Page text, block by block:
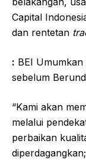
Capital
dan rentetan
: BEI
sebelum
“Kami akan
melalui
perbaikan